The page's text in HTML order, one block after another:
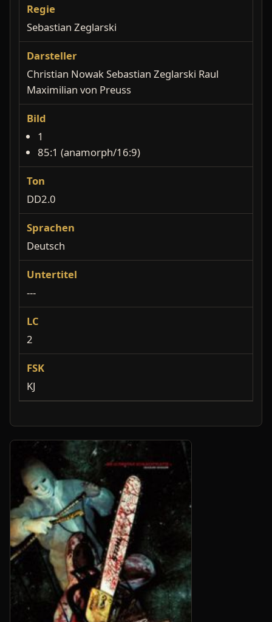
Regie
Sebastian Zeglarski
Darsteller
Christian Nowak Sebastian Zeglarski Raul
Maximilian von Preuss
Bild
1
85:1 (anamorph/16:9)
Ton
DD2.0
Sprachen
Deutsch
Untertitel
---
LC
2
FSK
KJ